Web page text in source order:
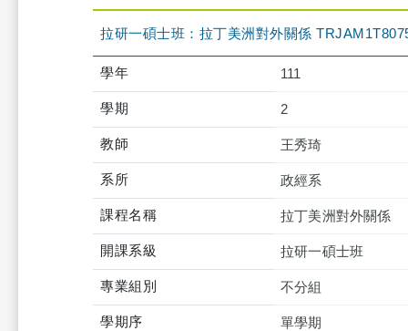
拉研一碩士班：拉丁美洲對外關係
學年 111
學期 2
教師 王秀琦
系所 政經系
課程名稱 拉丁美洲對外關係
開課系級 拉研一碩士班
專業組別 不分組
學期序 單學期